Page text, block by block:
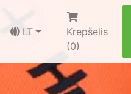
LT
Krepšelis
(0)